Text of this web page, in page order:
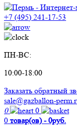
+7 (495) 241-17-53
ПН-ВС:
10:00-18:00
Заказать обратный
sale@gazballon-
0
0
0 товар(ов) - 0руб.